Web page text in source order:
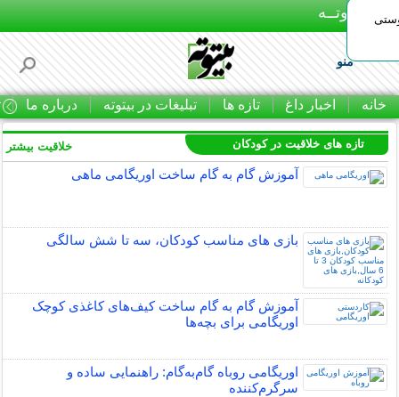
بـیتوتــه
منو
خانه اخبار داغ تازه ها تبلیغات در بیتوته درباره ما
تازه های خلاقیت در کودکان
آموزش گام به گام ساخت اوریگامی ماهی
بازی های مناسب کودکان، سه تا شش سالگی
آموزش گام به گام ساخت کیف‌های کاغذی کوچک
اوریگامی برای بچه‌ها
اوریگامی روباه گام‌به‌گام: راهنمایی ساده و
سرگرم‌کننده
خلاقیت بیشتر